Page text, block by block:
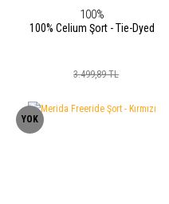
100%
100% Celium Şort - Tie-Dyed
3.499,89 TL
YOK